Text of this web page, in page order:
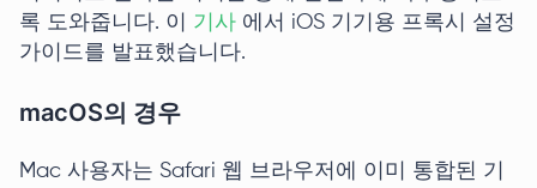
록 도와줍니다. 이 기사 에서 iOS 기기용 프록시 설정
가이드를 발표했습니다.
macOS의 경우
Mac 사용자는 Safari 웹 브라우저에 이미 통합된 기